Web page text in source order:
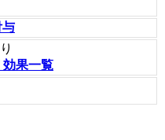
与
効果一覧